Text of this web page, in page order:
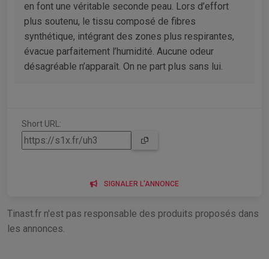
en font une véritable seconde peau. Lors d’effort
plus soutenu, le tissu composé de fibres
synthétique, intégrant des zones plus respirantes,
évacue parfaitement l’humidité. Aucune odeur
désagréable n’apparaît. On ne part plus sans lui.
Short URL:
SIGNALER L'ANNONCE
Tinast.fr n'est pas responsable des produits proposés dans
les annonces.